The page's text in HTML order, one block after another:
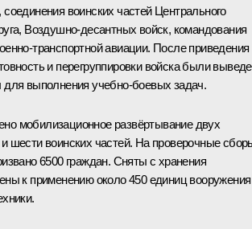
соединения воинских частей Центрального
Воздушно-десантных войск, командования
транспортной авиации. После приведения
и перегруппировки войска были
для выполнения учебно-боевых задач.
мобилизационное развёртывание двух
шести воинских частей. На проверочные
6500 граждан. Сняты с хранения
к применению около 450 единиц вооружения